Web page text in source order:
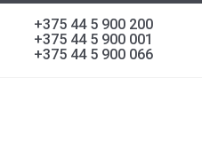
+375 44 5 900 200
+375 44 5 900 001
+375 44 5 900 066